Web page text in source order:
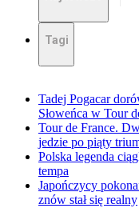
Tagi
Tadej Pogacar
Słoweńca w Tour
Tour de France.
jedzie po piąty
Polska legenda
tempa
Japończycy
znów stał się realny